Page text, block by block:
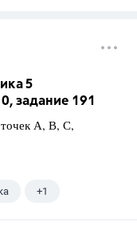
5
задание 191
точек А, В, С,
+1